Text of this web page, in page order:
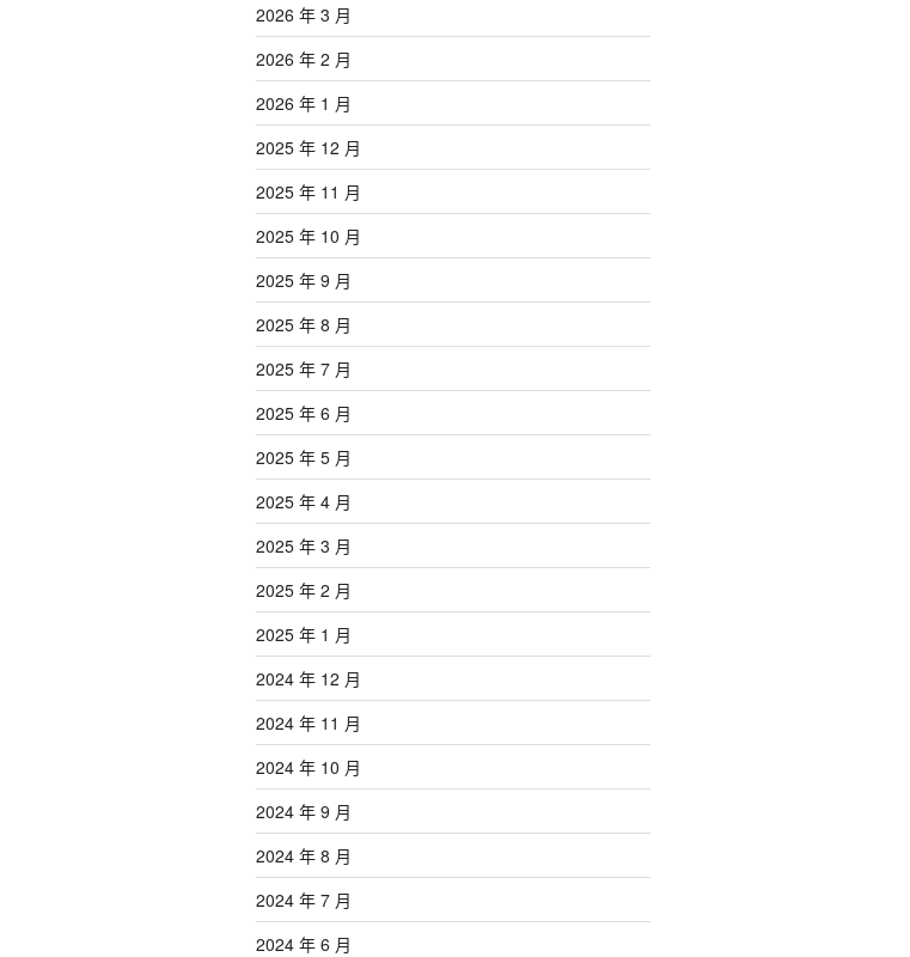
2026 年 3 月
2026 年 2 月
2026 年 1 月
2025 年 12 月
2025 年 11 月
2025 年 10 月
2025 年 9 月
2025 年 8 月
2025 年 7 月
2025 年 6 月
2025 年 5 月
2025 年 4 月
2025 年 3 月
2025 年 2 月
2025 年 1 月
2024 年 12 月
2024 年 11 月
2024 年 10 月
2024 年 9 月
2024 年 8 月
2024 年 7 月
2024 年 6 月